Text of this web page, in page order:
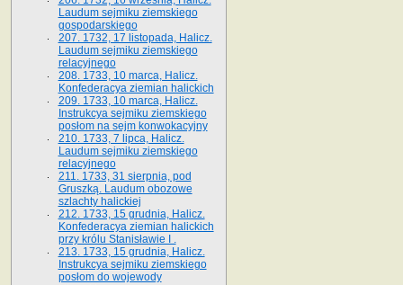
Laudum sejmiku ziemskiego
gospodarskiego
207. 1732, 17 listopada, Halicz.
Laudum sejmiku ziemskiego
relacyjnego
208. 1733, 10 marca, Halicz.
Konfederacya ziemian halickich­
209. 1733, 10 marca, Halicz.
Instrukcya sejmiku ziemskiego
posłom na sejm konwokacyjny
210. 1733, 7 lipca, Halicz.
Laudum sejmiku ziemskiego
relacyjnego
211. 1733, 31 sierpnia, pod
Gruszką. Laudum obozowe
szlachty halickiej
212. 1733, 15 grudnia, Halicz.
Konfederacya ziemian halickich
przy królu Stanisławie I .
213. 1733, 15 grudnia, Halicz.
Instrukcya sejmiku ziemskiego
posłom do wojewody